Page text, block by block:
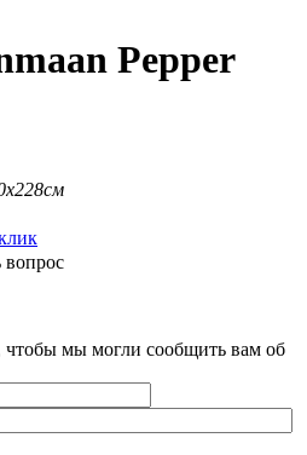
Pepper
вопрос
чтобы мы могли сообщить вам об